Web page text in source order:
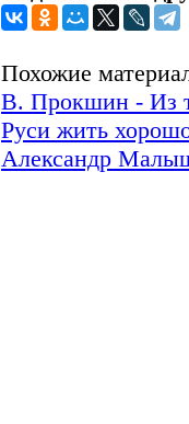
Похожие
В. Прокшин - Из
Руси жить
Александр